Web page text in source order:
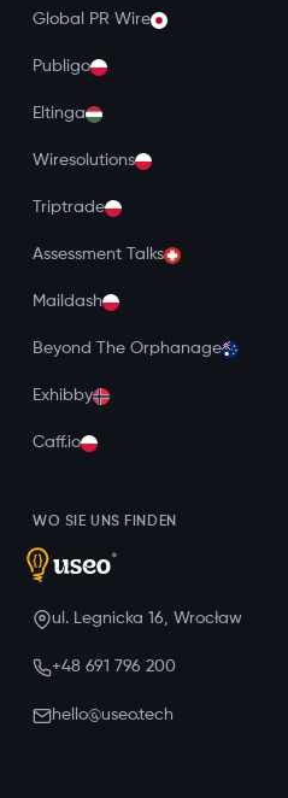
Global PR Wire
Publigo
Eltinga
Wiresolutions
Triptrade
Assessment Talks
Maildash
Beyond The Orphanage
Exhibby
Caff.io
WO SIE UNS FINDEN
ul. Legnicka 16, Wrocław
+48 691 796 200
hello@useo.tech